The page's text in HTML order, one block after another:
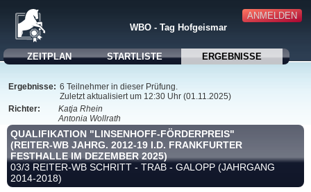
ANMELDEN
WBO - Tag Hofgeismar
ZEITPLAN STARTLISTE ERGEBNISSE
Ergebnisse: 6 Teilnehmer in dieser Prüfung.
Zuletzt aktualisiert um 12:30 Uhr (01.11.2025)
Richter:
Katja Rhein
Antonia Wollrath
QUALIFIKATION "LINSENHOFF-FÖRDERPREIS"
(REITER-WB JAHRG. 2012-19 I.D. FRANKFURTER
FESTHALLE IM DEZEMBER 2025)
03/3 REITER-WB SCHRITT - TRAB - GALOPP (JAHRGANG
2014-2018)